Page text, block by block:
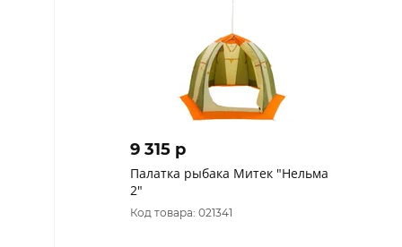
9 315 p
Палатка рыбака Митек "Нельма
2"
Код товара: 021341